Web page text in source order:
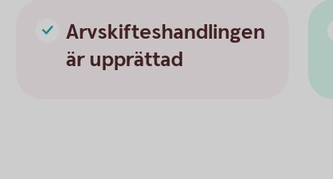
Arvskifteshandlingen
är upprättad